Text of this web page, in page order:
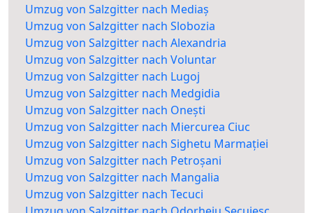
Umzug von Salzgitter nach Mediaș
Umzug von Salzgitter nach Slobozia
Umzug von Salzgitter nach Alexandria
Umzug von Salzgitter nach Voluntar
Umzug von Salzgitter nach Lugoj
Umzug von Salzgitter nach Medgidia
Umzug von Salzgitter nach Onești
Umzug von Salzgitter nach Miercurea Ciuc
Umzug von Salzgitter nach Sighetu Marmației
Umzug von Salzgitter nach Petroșani
Umzug von Salzgitter nach Mangalia
Umzug von Salzgitter nach Tecuci